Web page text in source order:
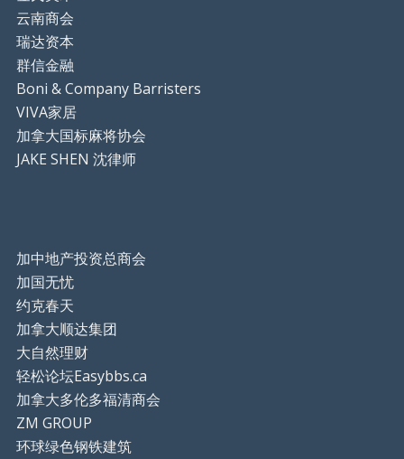
云南商会
瑞达资本
群信金融
Boni & Company Barristers
VIVA家居
加拿大国标麻将协会
JAKE SHEN 沈律师
加中地产投资总商会
加国无忧
约克春天
加拿大顺达集团
大自然理财
轻松论坛Easybbs.ca
加拿大多伦多福清商会
ZM GROUP
环球绿色钢铁建筑